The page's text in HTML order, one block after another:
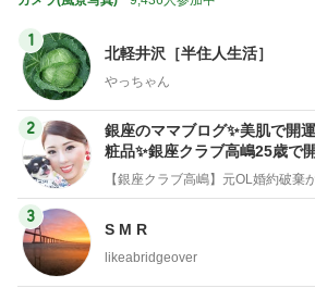
1
北軽井沢［半住人生活］
やっちゃん
2
銀座のママブログ✨美肌で開
粧品✨銀座クラブ高嶋25歳で
物でエルメス バーキン コ
3
S M R
likeabridgeover